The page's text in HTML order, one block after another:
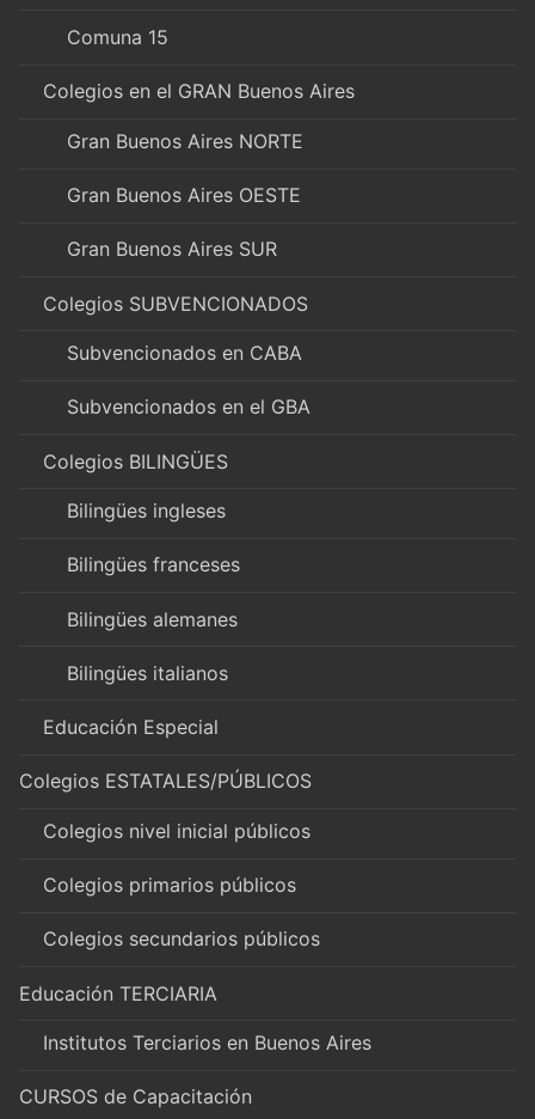
Comuna 15
Colegios en el GRAN Buenos Aires
Gran Buenos Aires NORTE
Gran Buenos Aires OESTE
Gran Buenos Aires SUR
Colegios SUBVENCIONADOS
Subvencionados en CABA
Subvencionados en el GBA
Colegios BILINGÜES
Bilingües ingleses
Bilingües franceses
Bilingües alemanes
Bilingües italianos
Educación Especial
Colegios ESTATALES/PÚBLICOS
Colegios nivel inicial públicos
Colegios primarios públicos
Colegios secundarios públicos
Educación TERCIARIA
Institutos Terciarios en Buenos Aires
CURSOS de Capacitación